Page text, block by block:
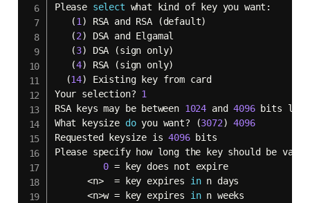
Please select what kind of key you want:
(1 ) RSA and RSA (default)
(2)
DSA and Elgamal
(3) DSA (sign only)
(4) RSA (sign only)
(14)
Existing key from card
Your selection? 1
RSA keys may be between 1024 and 4096 bits
What keysize do you want? (3072) 4096
Requested keysize is 4096 bits
Please specify how long the key should be
0 = key does not expire
<n> = key expires in n days
<n>w = key expires in n weeks